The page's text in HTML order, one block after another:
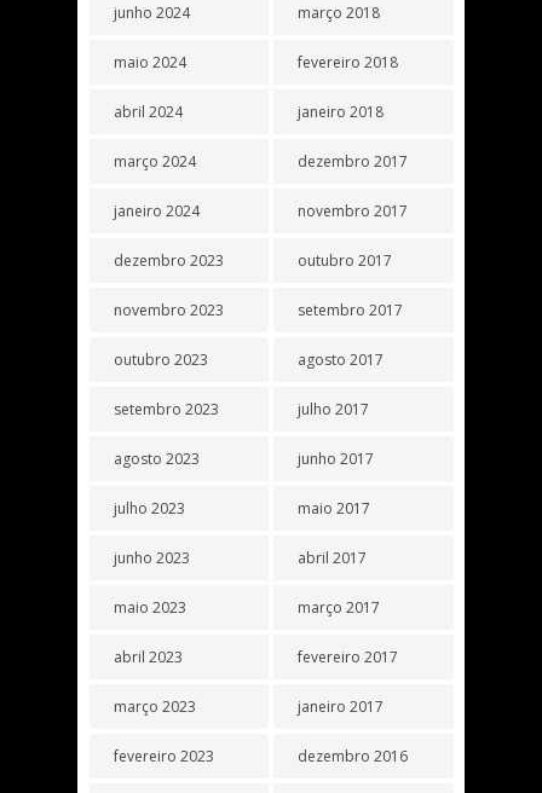
junho 2024
maio 2024
abril 2024
março 2024
janeiro 2024
dezembro 2023
novembro 2023
outubro 2023
setembro 2023
agosto 2023
julho 2023
junho 2023
maio 2023
abril 2023
março 2023
fevereiro 2023
março 2018
fevereiro 2018
janeiro 2018
dezembro 2017
novembro 2017
outubro 2017
setembro 2017
agosto 2017
julho 2017
junho 2017
maio 2017
abril 2017
março 2017
fevereiro 2017
janeiro 2017
dezembro 2016